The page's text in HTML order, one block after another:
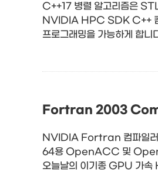
C++17 병렬 알고리즘은
NVIDIA HPC SDK C++ 컴
프로그래밍을 가능하게 합
Fortran 2003
NVIDIA Fortran 컴파일
64용 OpenACC 및
오늘날의 이기종 GPU 가